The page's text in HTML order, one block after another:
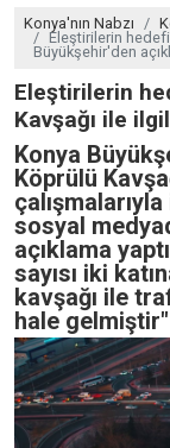
Konya'nın Nabzı
Eleştirilerin
Büyükşehir'den
Eleştirilerin
Kavşağı ile
Konya
Köprülü
sosyal
açıklama
sayısı iki
kavşağı ile
hale